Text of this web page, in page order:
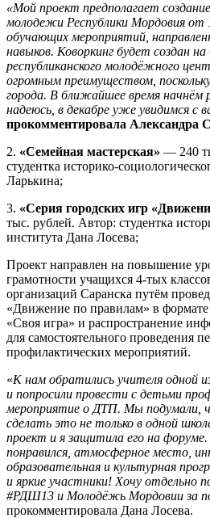
«Мой проект предполагает
молодежи Республики Мордовия от
обучающих мероприятий,
навыков. Коворкинг будет создан на
республиканского молодёжного
огромным преимуществом,
города. В ближайшее время начнём
надеюсь, в декабре уже увидимся с
прокомментировала Александра
2. «Семейная мастерская» — 240
студентка историко-
Ларькина;
3. «Серия городских игр
тыс. рублей. Автор: студентка
института Дана Лосева;
Проект направлен на повышение
грамотности учащихся 4-тых
организаций Саранска путём
«Движение по правилам» в формате
«Своя игра» и распространение
для самостоятельного проведения
профилактических мероприятий.
«К нам обратились учителя одной
и попросили провести с детьми
мероприятие о ДТП. Мы подумали,
сделать это не только в одной
проект и я защитила его на
понравился, атмосферное место,
образовательная и культурная
и яркие участники! Хочу отдельно
#РДШ13 и Молодёжь Мордовии за
прокомментировала Дана Лосева.